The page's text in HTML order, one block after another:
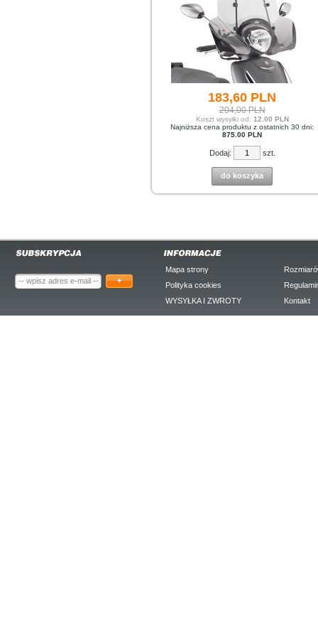
183,60 PLN
204,00 PLN
Koszt wysyłki od: 12.00 PLN
Najniższa cena produktu z ostatnich 30 dni:
875.00 PLN
Dodaj: szt.
do koszyka
+
Mapa strony
Polityka cookies
WYSYŁKA I ZWROTY
Kontakt